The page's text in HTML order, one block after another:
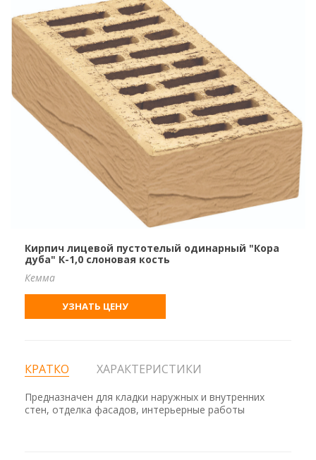
Кирпич лицевой пустотелый одинарный "Кора
дуба" К-1,0 слоновая кость
Кемма
УЗНАТЬ ЦЕНУ
КРАТКО ХАРАКТЕРИСТИКИ
Предназначен для кладки наружных и внутренних
стен, отделка фасадов, интерьерные работы